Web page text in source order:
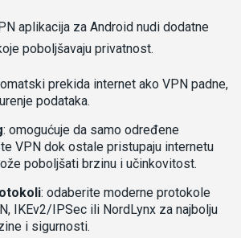
aplikacija za Android nudi dodatne
poboljšavaju privatnost.
prekida internet ako VPN padne,
podataka.
: omogućuje da samo određene
VPN dok ostale pristupaju internetu
poboljšati brzinu i učinkovitost.
: odaberite moderne protokole
IKEv2/IPSec ili NordLynx za najbolju
i sigurnosti.